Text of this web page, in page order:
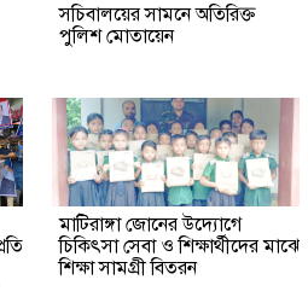
সচিবালয়ের সামনে অতিরিক্ত
পুলিশ মোতায়েন
মাটিরাঙ্গা জোনের উদ্যোগে
চিকিৎসা সেবা ও শিক্ষার্থীদের মাঝে
শিক্ষা সামগ্রী বিতরন